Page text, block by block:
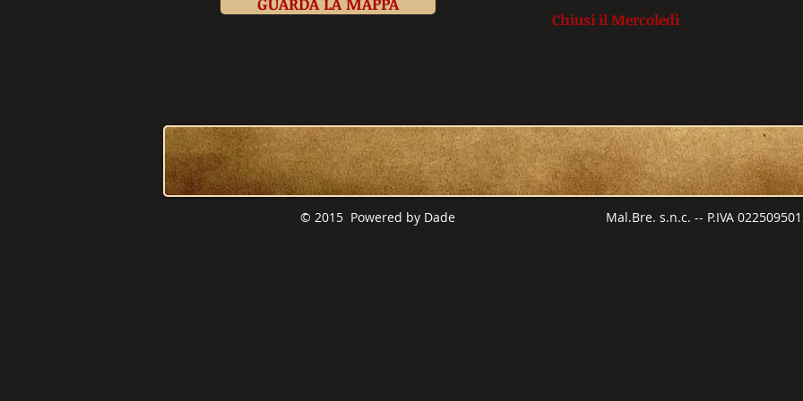
Chiusi il Mercoledì
© 2015 Powered by Dade Mal.Bre. s.n.c. -- P.IVA